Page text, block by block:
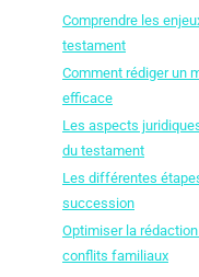
Comprendre les
testament
Comment rédiger un
efficace
Les aspects
du testament
Les différentes
succession
Optimiser la
conflits familiaux